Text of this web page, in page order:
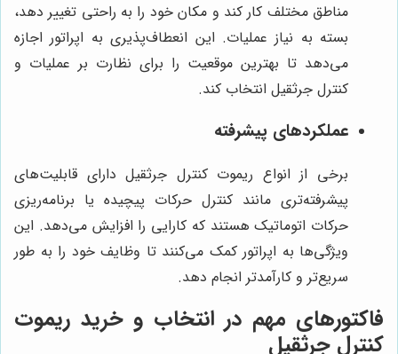
مناطق مختلف کار کند و مکان خود را به راحتی تغییر دهد،
بسته به نیاز عملیات. این انعطاف‌پذیری به اپراتور اجازه
می‌دهد تا بهترین موقعیت را برای نظارت بر عملیات و
کنترل جرثقیل انتخاب کند.
عملکردهای پیشرفته
برخی از انواع ریموت کنترل جرثقیل دارای قابلیت‌های
پیشرفته‌تری مانند کنترل حرکات پیچیده یا برنامه‌ریزی
حرکات اتوماتیک هستند که کارایی را افزایش می‌دهد. این
ویژگی‌ها به اپراتور کمک می‌کنند تا وظایف خود را به طور
سریع‌تر و کارآمدتر انجام دهد.
فاکتورهای مهم در انتخاب و خرید ریموت
کنترل جرثقیل